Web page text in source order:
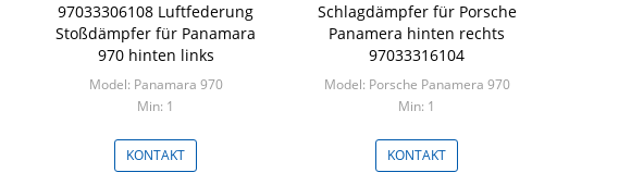
97033306108 Luftfederung
Stoßdämpfer für Panamara
970 hinten links
Model: Panamara 970
Min: 1
KONTAKT
Schlagdämpfer für Porsche
Panamera hinten rechts
97033316104
Model: Porsche Panamera 970
Min: 1
KONTAKT